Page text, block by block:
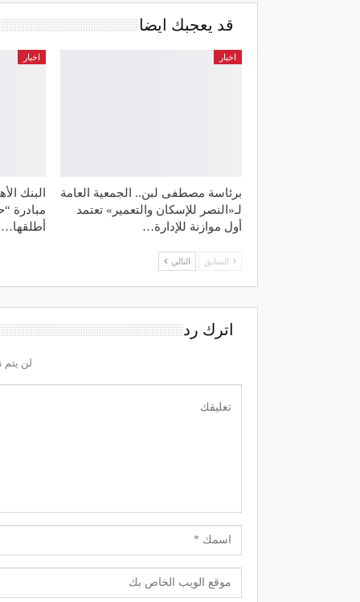
قد يعجبك ايضا
اخبار
برئاسة مصطفى لبن.. الجمعية العامة
لـ«النصر للإسكان والتعمير» تعتمد
أول موازنة للإدارة…
اخبار
البنك
مبادرة
أطلقها…
السابق التالي
اترك رد
لن يتم